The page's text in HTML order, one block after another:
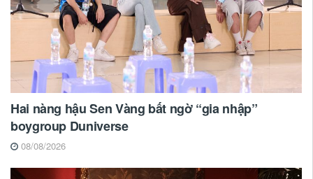
Hai nàng hậu Sen Vàng bất ngờ “gia nhập”
boygroup Duniverse
08/08/2026